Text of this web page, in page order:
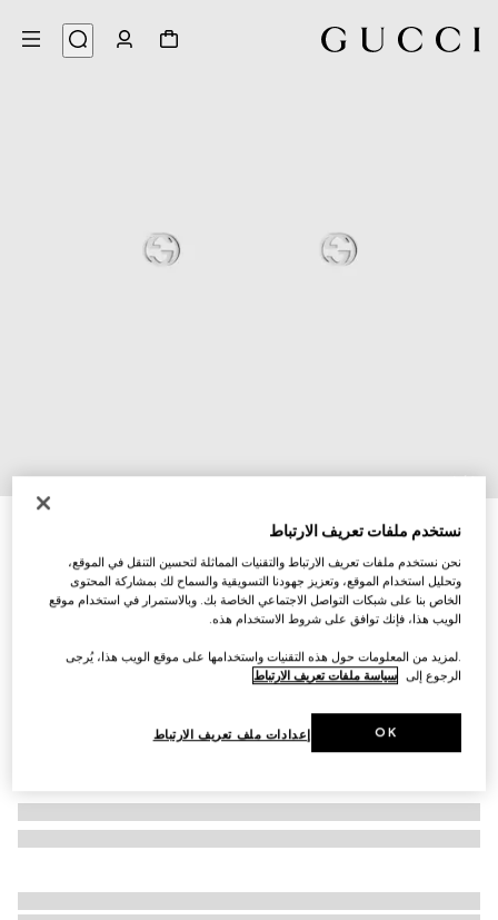
1
/
4
قيراطاً
SAR 4,500
تنويعاتذهب أبيض عيار 18 قيراطاً
نستخدم ملفات تعريف الارتباط
نحن نستخدم ملفات تعريف الارتباط والتقنيات المماثلة لتحسين التنقل في الموقع،
وتحليل استخدام الموقع، وتعزيز جهودنا التسويقية والسماح لك بمشاركة المحتوى
الخاص بنا على شبكات التواصل الاجتماعي الخاصة بك. وبالاستمرار في استخدام موقع
الويب هذا، فإنك توافق على شروط الاستخدام هذه.
.لمزيد من المعلومات حول هذه التقنيات واستخدامها على موقع الويب هذا، يُرجى
الرجوع إلى سياسة ملفات تعريف الارتباط
إعدادات ملف تعريف الارتباط OK